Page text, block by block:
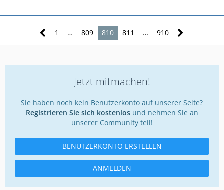
1 … 809 810 811 … 910
Jetzt mitmachen!
Sie haben noch kein Benutzerkonto auf unserer Seite?
Registrieren Sie sich kostenlosund nehmen Sie an
unserer Community teil!
BENUTZERKONTO ERSTELLEN
ANMELDEN